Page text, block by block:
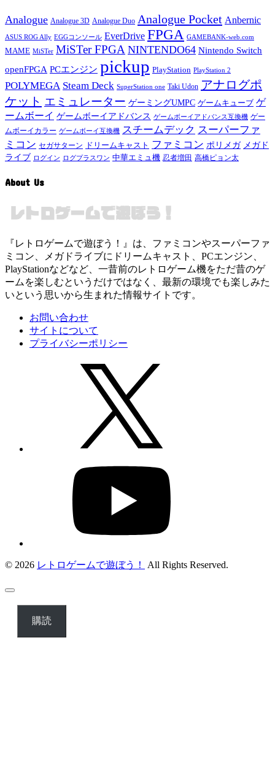
Analogue Analogue 3D Analogue Duo Analogue Pocket Anbernic
ASUS ROG Ally EGGコンソール EverDrive FPGA GAMEBANK-web.com
MAME MiSTer MiSTer FPGA NINTENDO64 Nintendo Switch
openFPGA PCエンジン pickup PlayStation PlayStation 2
POLYMEGA Steam Deck SuperStation one Taki Udon アナログポ
ケット エミュレーター ゲーミングUMPC ゲームキューブ ゲ
ームボーイ ゲームボーイアドバンス ゲームボーイアドバンス互換機 ゲー
ムボーイカラー ゲームボーイ互換機 スチームデック スーパーファ
ミコン セガサターン ドリームキャスト ファミコン ポリメガ メガド
ライブ ログイン ログプラスワン 中華エミュ機 忍者増田 高橋ピョン太
About Us
『レトロゲームで遊ぼう！』は、ファミコンやスーパーファ
ミコン、メガドライブにドリームキャスト、PCエンジン、
PlayStationなどなど、一昔前のレトロゲーム機をただ昔のゲ
ームを楽しむというだけではなく、最新の環境でも楽しみた
いという思いから生まれた情報サイトです。
お問い合わせ
サイトについて
プライバシーポリシー
© 2026 レトロゲームで遊ぼう！ All Rights Reserved.
購読